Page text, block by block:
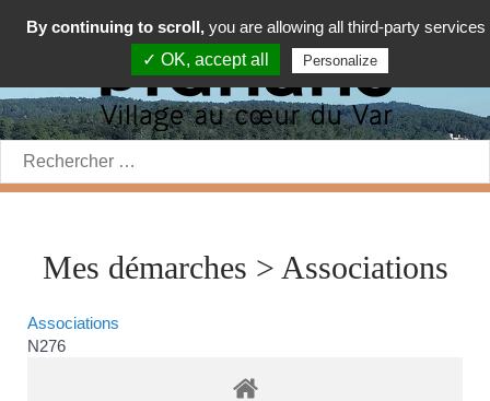
Rechercher:
Mes démarches > Associations
Associations
N276
By continuing to scroll, you are allowing all third-party services
✓ OK, accept all
Personalize